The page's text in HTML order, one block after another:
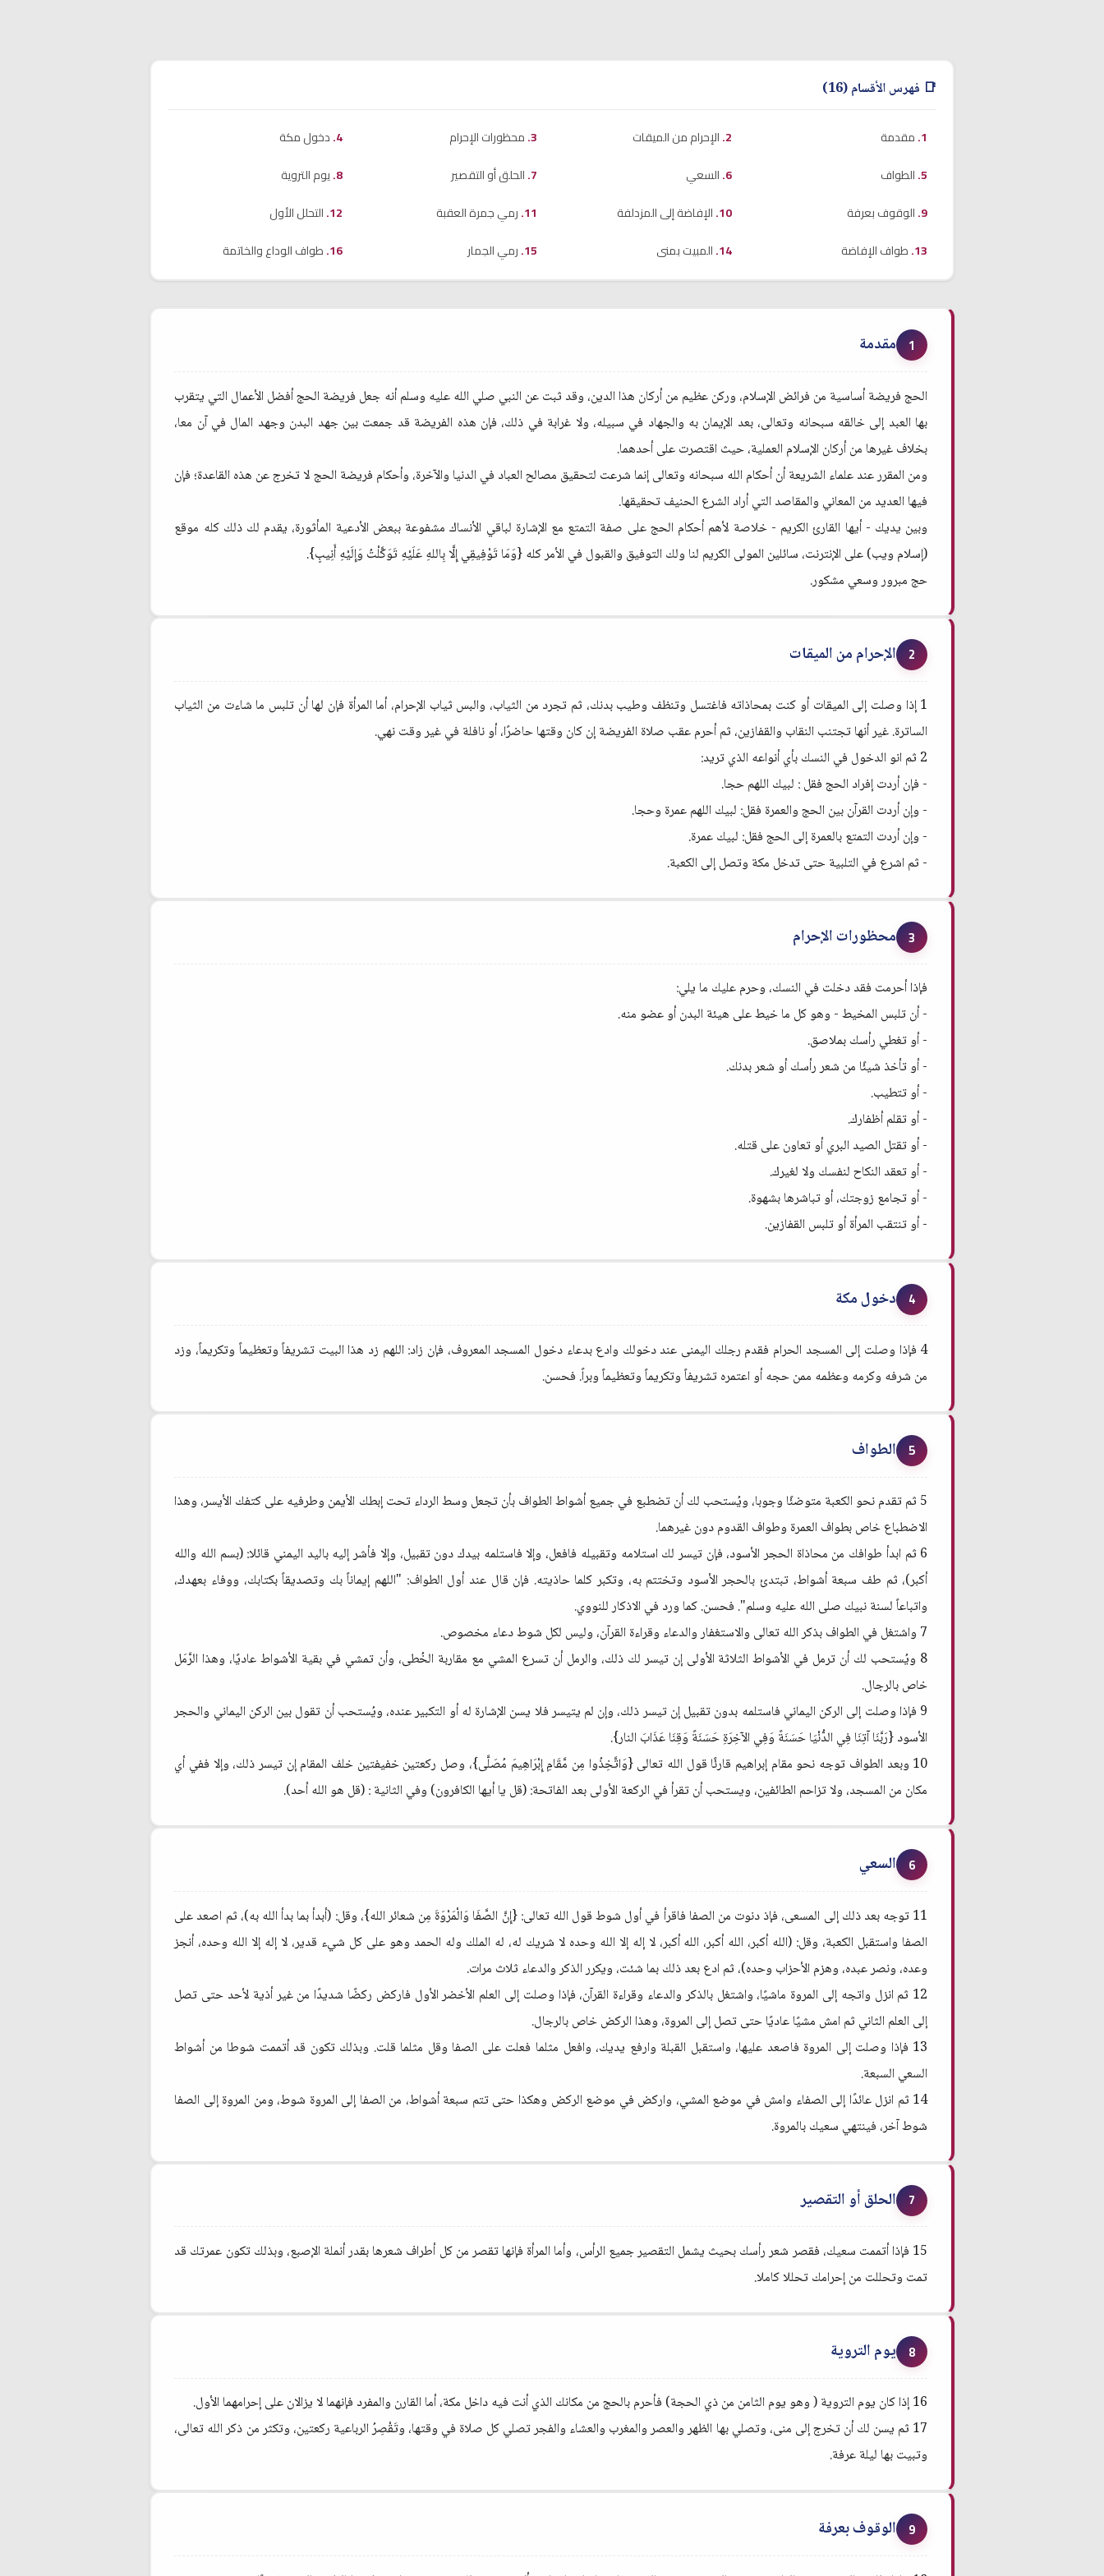
📑 فهرس الأقسام (16)
مقدمة الإحرام من الميقات محظورات الإحرام
دخول مكة
الطواف
السعي الحلق أو التقصير
يوم التروية
الوقوف بعرفة
الإفاضة إلى المزدلفة رمي جمرة العقبة
التحلل الأول
طواف الإفاضة
المبيت بمنى رمي الجمار طواف الوداع والخاتمة
1 مقدمة
الحج فريضة أساسية من فرائض الإسلام، وركن عظيم من أركان هذا الدين، وقد ثبت عن النبي صلي الله عليه وسلم أنه جعل فريضة الحج أفضل الأعمال التي يتقرب
بها العبد إلى خالقه سبحانه وتعالى، بعد الإيمان به والجهاد في سبيله، ولا غرابة في ذلك، فإن هذه الفريضة قد جمعت بين جهد البدن وجهد المال في آن معا،
بخلاف غيرها من أركان الإسلام العملية، حيث اقتصرت على أحدهما.
ومن المقرر عند علماء الشريعة أن أحكام الله سبحانه وتعالى إنما شرعت لتحقيق مصالح العباد في الدنيا والآخرة، وأحكام فريضة الحج لا تخرج عن هذه القاعدة؛ فإن
فيها العديد من المعاني والمقاصد التي أراد الشرع الحنيف تحقيقها.
وبين يديك - أيها القارئ الكريم - خلاصة لأهم أحكام الحج على صفة التمتع مع الإشارة لباقي الأنساك مشفوعة ببعض الأدعية المأثورة، يقدم لك ذلك كله موقع
(إسلام ويب) على الإنترنت، سائلين المولى الكريم لنا ولك التوفيق والقبول في الأمر كله {وَمَا تَوْفِيقِي إِلَّا بِاللهِ عَلَيْهِ تَوَكَّلْتُ وَإِلَيْهِ أَنِيبٍ}.
حج مبرور وسعي مشكور.
2 الإحرام من الميقات
1 إذا وصلت إلى الميقات أو كنت بمحاذاته فاغتسل وتنظف وطيب بدنك، ثم تجرد من الثياب، والبس ثياب الإحرام، أما المرأة فإن لها أن تلبس ما شاءت من الثياب
الساترة. غير أنها تجتنب النقاب والقفازين، ثم أحرم عقب صلاة الفريضة إن كان وقتها حاضرًا، أو نافلة في غير وقت نهي.
2 ثم انو الدخول في النسك بأي أنواعه الذي تريد:
- فإن أردت إفراد الحج فقل : لبيك اللهم حجا.
- وإن أردت القرآن بين الحج والعمرة فقل: لبيك اللهم عمرة وحجا.
- وإن أردت التمتع بالعمرة إلى الحج فقل: لبيك عمرة.
- ثم اشرع في التلبية حتى تدخل مكة وتصل إلى الكعبة.
3 محظورات الإحرام
فإذا أحرمت فقد دخلت في النسك، وحرم عليك ما يلي:
- أن تلبس المخيط - وهو كل ما خيط على هيئة البدن أو عضو منه.
- أو تغطي رأسك بملاصق.
- أو تأخذ شيئًا من شعر رأسك أو شعر بدنك.
- أو تتطيب.
- أو تقلم أظفارك.
- أو تقتل الصيد البري أو تعاون على قتله.
- أو تعقد النكاح لنفسك ولا لغيرك.
- أو تجامع زوجتك، أو تباشرها بشهوة.
- أو تنتقب المرأة أو تلبس القفازين.
4 دخول مكة
4 فإذا وصلت إلى المسجد الحرام فقدم رجلك اليمنى عند دخولك وادع بدعاء دخول المسجد المعروف، فإن زاد: اللهم زد هذا البيت تشريفاً وتعظيماً وتكريماً، وزد
من شرفه وكرمه وعظمه ممن حجه أو اعتمره تشريفاً وتكريماً وتعظيماً وبراً. فحسن.
5 الطواف
5 ثم تقدم نحو الكعبة متوضئًا وجوبا، ويُستحب لك أن تضطبع في جميع أشواط الطواف بأن تجعل وسط الرداء تحت إبطك الأيمن وطرفيه على كتفك الأيسر، وهذا
الاضطباع خاص بطواف العمرة وطواف القدوم دون غيرهما.
6 ثم ابدأ طوافك من محاذاة الحجر الأسود، فإن تيسر لك استلامه وتقبيله فافعل، وإلا فاستلمه بيدك دون تقبيل، وإلا فأشر إليه باليد اليمني قائلا: (بسم الله والله
أكبر)، ثم طف سبعة أشواط، تبتدئ بالحجر الأسود وتختتم به، وتكبر كلما حاذيته. فإن قال عند أول الطواف: "اللهم إيماناً بك وتصديقاً بكتابك، ووفاء بعهدك،
واتباعاً لسنة نبيك صلى الله عليه وسلم". فحسن. كما ورد في الاذكار للنووي.
7 واشتغل في الطواف بذكر الله تعالى والاستغفار والدعاء وقراءة القرآن، وليس لكل شوط دعاء مخصوص.
8 ويُستحب لك أن ترمل في الأشواط الثلاثة الأولى إن تيسر لك ذلك، والرمل أن تسرع المشي مع مقاربة الخُطى، وأن تمشي في بقية الأشواط عاديًا، وهذا الرَّمَل
خاص بالرجال.
9 فإذا وصلت إلى الركن اليماني فاستلمه بدون تقبيل إن تيسر ذلك، وإن لم يتيسر فلا يسن الإشارة له أو التكبير عنده، ويُستحب أن تقول بين الركن اليماني والحجر
الأسود {رَبَّنَا آتِنَا فِي الدُّنْيَا حَسَنَةً وَفِي الآخِرَةِ حَسَنَةً وَقِنَا عَذَابَ النار}.
10 وبعد الطواف توجه نحو مقام إبراهيم قارئًا قول الله تعالى {وَاتَّخِذُوا مِن مَّقَامِ إِبْرَاهِيمَ مُصَلَّى}، وصل ركعتين خفيفتين خلف المقام إن تيسر ذلك، وإلا ففي أي
مكان من المسجد، ولا تزاحم الطائفين، ويستحب أن تقرأ في الركعة الأولى بعد الفاتحة: (قل يا أيها الكافرون) وفي الثانية : (قل هو الله أحد).
6 السعي
11 توجه بعد ذلك إلى المسعى، فإذ دنوت من الصفا فاقرأ في أول شوط قول الله تعالى: {إِنَّ الصَّفَا وَالْمَرْوَةَ مِن شعائر الله}، وقل: (أبدأ بما بدأ الله به)، ثم اصعد على
الصفا واستقبل الكعبة، وقل: (الله أكبر، الله أكبر، الله أكبر، لا إله إلا الله وحده لا شريك له، له الملك وله الحمد وهو على كل شيء قدير، لا إله إلا الله وحده، أنجز
وعده، ونصر عبده، وهزم الأحزاب وحده)، ثم ادع بعد ذلك بما شئت، ويكرر الذكر والدعاء ثلاث مرات.
12 ثم انزل واتجه إلى المروة ماشيًا، واشتغل بالذكر والدعاء وقراءة القرآن، فإذا وصلت إلى العلم الأخضر الأول فاركض ركضًا شديدًا من غير أذية لأحد حتى تصل
إلى العلم الثاني ثم امش مشيًا عاديًا حتى تصل إلى المروة، وهذا الركض خاص بالرجال.
13 فإذا وصلت إلى المروة فاصعد عليها، واستقبل القبلة وارفع يديك، وافعل مثلما فعلت على الصفا وقل مثلما قلت. وبذلك تكون قد أتممت شوطا من أشواط
السعي السبعة.
14 ثم انزل عائدًا إلى الصفاء وامش في موضع المشي، واركض في موضع الركض وهكذا حتى تتم سبعة أشواط، من الصفا إلى المروة شوط، ومن المروة إلى الصفا
شوط آخر، فينتهي سعيك بالمروة.
7 الحلق أو التقصير
15 فإذا أتممت سعيك، فقصر شعر رأسك بحيث يشمل التقصير جميع الرأس، وأما المرأة فإنها تقصر من كل أطراف شعرها بقدر أنملة الإصبع، وبذلك تكون عمرتك قد
تمت وتحللت من إحرامك تحللا كاملا.
8 يوم التروية
16 إذا كان يوم التروية ( وهو يوم الثامن من ذي الحجة) فأحرم بالحج من مكانك الذي أنت فيه داخل مكة، أما القارن والمفرد فإنهما لا يزالان على إحرامهما الأول.
17 ثم يسن لك أن تخرج إلى منى، وتصلي بها الظهر والعصر والمغرب والعشاء والفجر تصلي كل صلاة في وقتها، وتَقْصِرُ الرباعية ركعتين، وتكثر من ذكر الله تعالى،
وتبيت بها ليلة عرفة.
9 الوقوف بعرفة